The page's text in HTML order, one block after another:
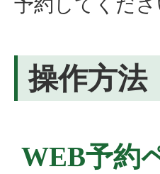
予約してくださ
操作方法
WEB予約